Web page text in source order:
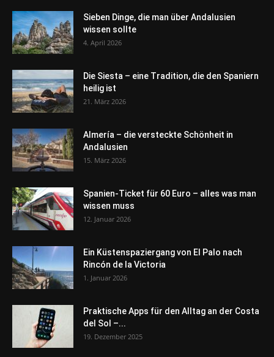
Sieben Dinge, die man über Andalusien
wissen sollte
4. April 2026
Die Siesta – eine Tradition, die den Spaniern
heilig ist
21. März 2026
Almería – die versteckte Schönheit in
Andalusien
15. März 2026
Spanien-Ticket für 60 Euro – alles was man
wissen muss
12. Januar 2026
Ein Küstenspaziergang von El Palo nach
Rincón de la Victoria
1. Januar 2026
Praktische Apps für den Alltag an der Costa
del Sol –...
19. Dezember 2025